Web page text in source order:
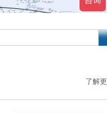
了解